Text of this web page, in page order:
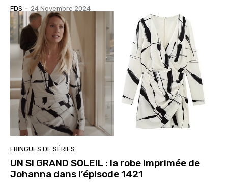
FDS - 24 Novembre 2024
FRINGUES DE SÉRIES
UN SI GRAND SOLEIL : la robe imprimée de
Johanna dans l’épisode 1421